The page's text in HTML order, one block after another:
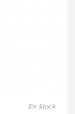
En Stock